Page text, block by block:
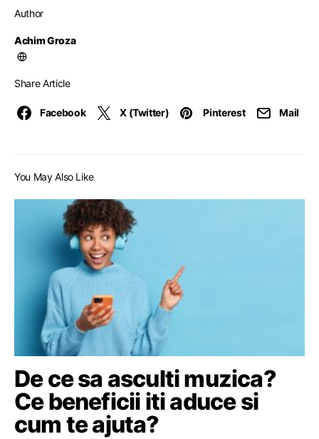
Author
Achim Groza
Share Article
Facebook X (Twitter) Pinterest Mail
You May Also Like
De ce sa asculti muzica?
Ce beneficii iti aduce si
cum te ajuta?